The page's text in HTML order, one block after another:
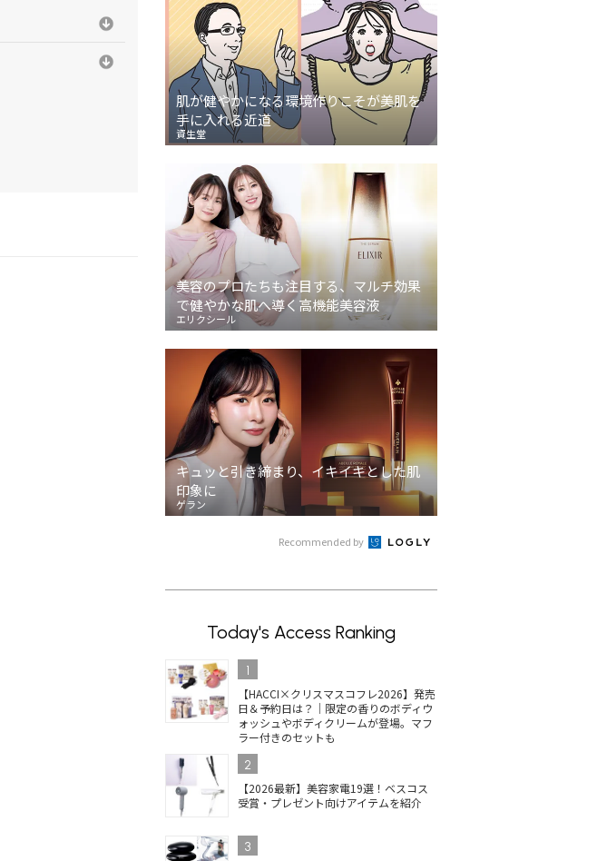
肌が健やかになる環境作りこそが美肌を
手に入れる近道
資生堂
美容のプロたちも注目する、マルチ効果
で健やかな肌へ導く高機能美容液
エリクシール
キュッと引き締まり、イキイキとした肌
印象に
ゲラン
Recommended by
Today's Access Ranking
1
【HACCI×クリスマスコフレ2026】発売
日＆予約日は？｜限定の香りのボディウ
ォッシュやボディクリームが登場。マフ
ラー付きのセットも
2
【2026最新】美容家電19選！ベスコス
受賞・プレゼント向けアイテムを紹介
3